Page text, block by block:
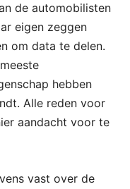
de automobilisten
eigen zeggen
om data te delen.
hebben
Alle reden voor
aandacht voor te
vast over de